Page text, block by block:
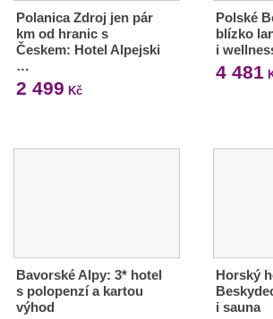
Polanica Zdroj jen pár
km od hranic s
Českem: Hotel Alpejski
…
2 499 Kč
Polské
blízko
i
4 481
Bavorské Alpy: 3* hotel
s polopenzí a kartou
výhod
Horský
i sauna